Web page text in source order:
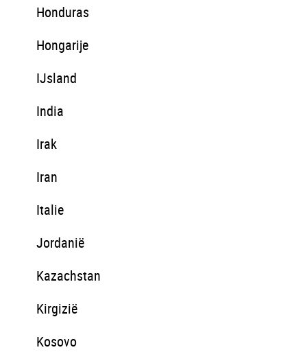
Honduras
Hongarije
IJsland
India
Irak
Iran
Italie
Jordanië
Kazachstan
Kirgizië
Kosovo